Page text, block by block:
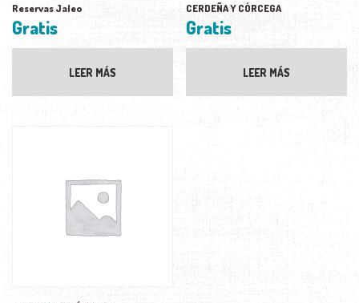
Reservas Jaleo
Gratis
LEER MÁS
CERDEÑA Y CÓRCEGA
Gratis
LEER MÁS